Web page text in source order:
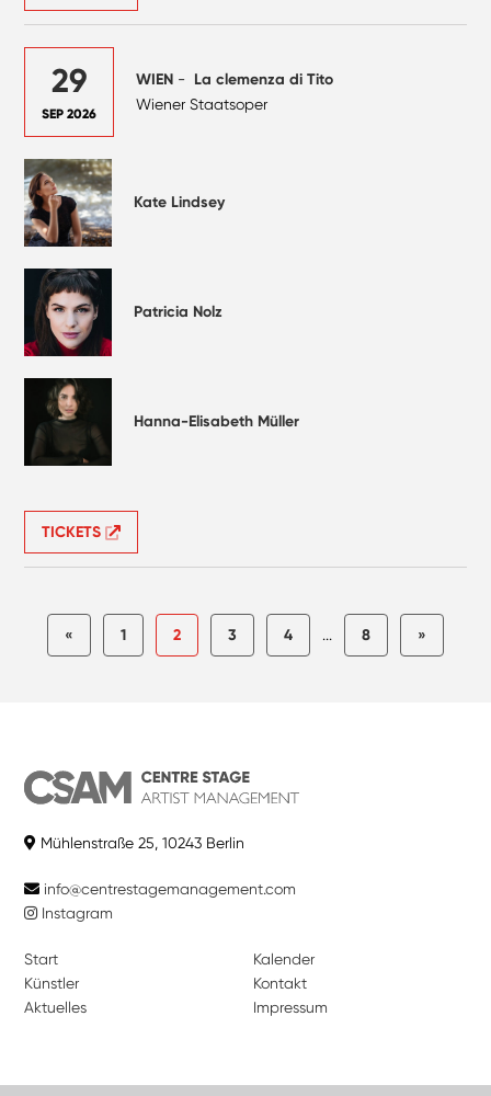
29
SEP 2026
WIEN - La clemenza di Tito
Wiener Staatsoper
Kate Lindsey
Patricia Nolz
Hanna-Elisabeth Müller
TICKETS
« 1 2 3 4 ... 8 »
Mühlenstraße 25, 10243 Berlin
info@centrestagemanagement.com
Instagram
Start
Künstler
Aktuelles
Kalender
Kontakt
Impressum